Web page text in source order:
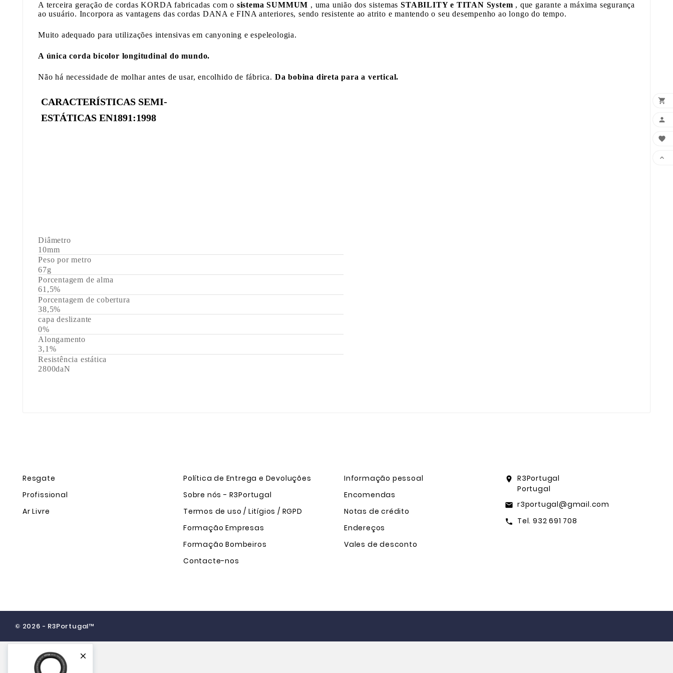

A terceira geração de cordas KORDA fabricadas com o sistema SUMMUM , uma união dos sistemasSTABILITY e TITAN System , que garante a máxima segurança
ao usuário. Incorpora as vantagens das cordas DANA e FINA anteriores, sendo resistente ao atrito e mantendo o seu desempenho ao longo do tempo.
Muito adequado para utilizações intensivas em canyoning e espeleologia.
A única corda bicolor longitudinal do mundo.
Não há necessidade de molhar antes de usar, encolhido de fábrica. Da bobina direta para a vertical.
CARACTERÍSTICAS SEMI-
ESTÁTICAS EN1891:1998
Diâmetro
10mm
Peso por metro
67g
Porcentagem de alma
61,5%
Porcentagem de cobertura
38,5%
capa deslizante
0%
Alongamento
3,1%
Resistência estática
2800daN
Resgate
Profissional
Ar Livre
Política de Entrega e Devoluções
Sobre nós - R3Portugal
Termos de uso / Litígios / RGPD
Formação Empresas
Formação Bombeiros
Contacte-nos
Informação pessoal
Encomendas
Notas de crédito
Endereços
Vales de desconto
location_on
R3Portugal
Portugal
email r3portugal@gmail.com
call Tel. 932 691 708




© 2026 - R3Portugal™